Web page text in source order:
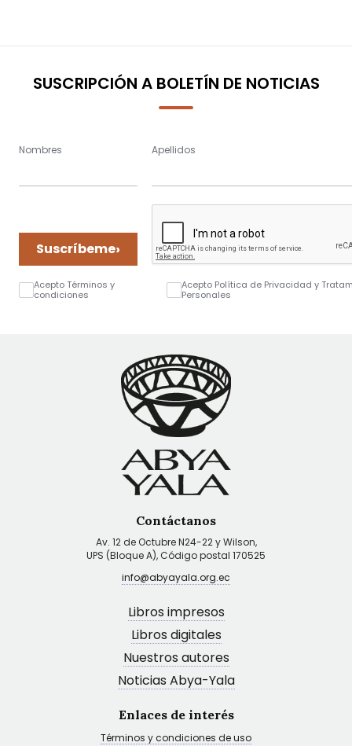
SUSCRIPCIÓN A BOLETÍN DE NOTICIAS
Nombres Apellidos
Suscríbeme›
Acepto Términos y
condiciones
Acepto Política de Privacidad y
Personales
Contáctanos
Av. 12 de Octubre N24-22 y Wilson,
UPS (Bloque A), Código postal 170525
info@abyayala.org.ec
Libros impresos
Libros digitales
Nuestros autores
Noticias Abya-Yala
Enlaces de interés
Términos y condiciones de uso